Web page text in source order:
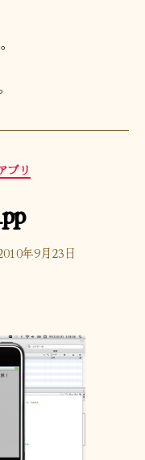
プリ
年9月23日